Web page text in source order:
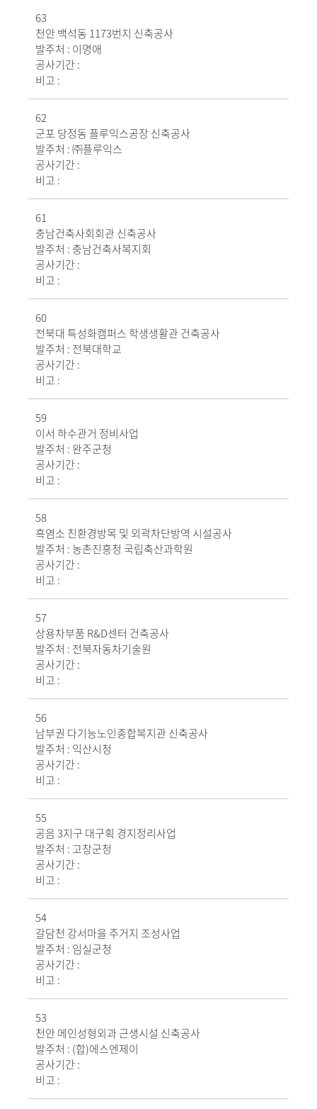
63
천안 백석동 1173번지 신축공사
발주처 : 이명애
공사기간 :
비고 :
62
군포 당정동 플루익스공장 신축공사
발주처 :㈜플루익스
공사기간 :
비고 :
61
충남건축사회회관 신축공사
발주처 :충남건축사복지회
공사기간 :
비고 :
60
전북대 특성화캠퍼스 학생생활관 건축공사
발주처 : 전북대학교
공사기간 :
비고 :
59
이서 하수관거 정비사업
발주처 : 완주군청
공사기간 :
비고 :
58
흑염소 친환경방목 및 외곽차단방역 시설공사
발주처 : 농촌진흥청 국립축산과학원
공사기간 :
비고 :
57
상용차부품 R&D센터 건축공사
발주처 : 전북자동차기술원
공사기간 :
비고 :
56
남부권 다기능노인종합복지관 신축공사
발주처 : 익산시청
공사기간 :
비고 :
55
공음 3지구 대구획 경지정리사업
발주처 : 고창군청
공사기간 :
비고 :
54
갈담천 강서마을 주거지 조성사업
발주처 : 임실군청
공사기간 :
비고 :
53
천안 메인성형외과 근생시설 신축공사
발주처 : (합)에스엔제이
공사기간 :
비고 :